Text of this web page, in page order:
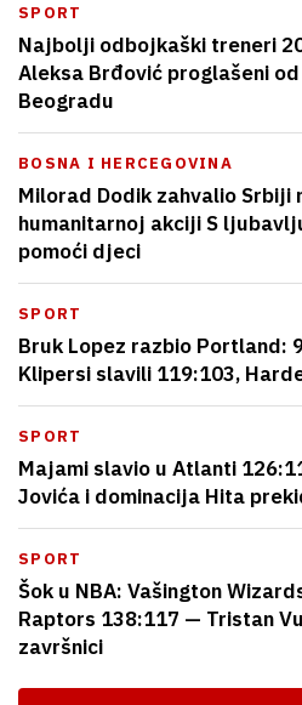
SPORT
Najbolji odbojkaški treneri
Aleksa Brđović proglašeni od
Beogradu
BOSNA I HERCEGOVINA
Milorad Dodik zahvalio Srbiji
humanitarnoj akciji S
pomoći djeci
SPORT
Bruk Lopez razbio Portland:
Klipersi slavili 119:103,
SPORT
Majami slavio u Atlanti
Jovića i dominacija Hita
SPORT
Šok u NBA: Vašington
Raptors 138:117 — Tristan
završnici